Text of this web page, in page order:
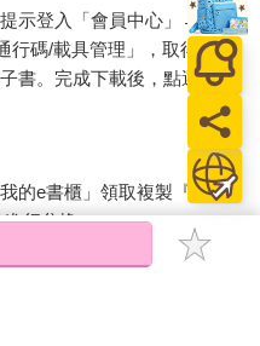
示登入「會員中心」→「我
行碼/載具管理」，取得通行
書。完成下載後，點選任一
的e書櫃」領取複製『兌換
進行兌換。
的電子書僅能以金石堂專屬